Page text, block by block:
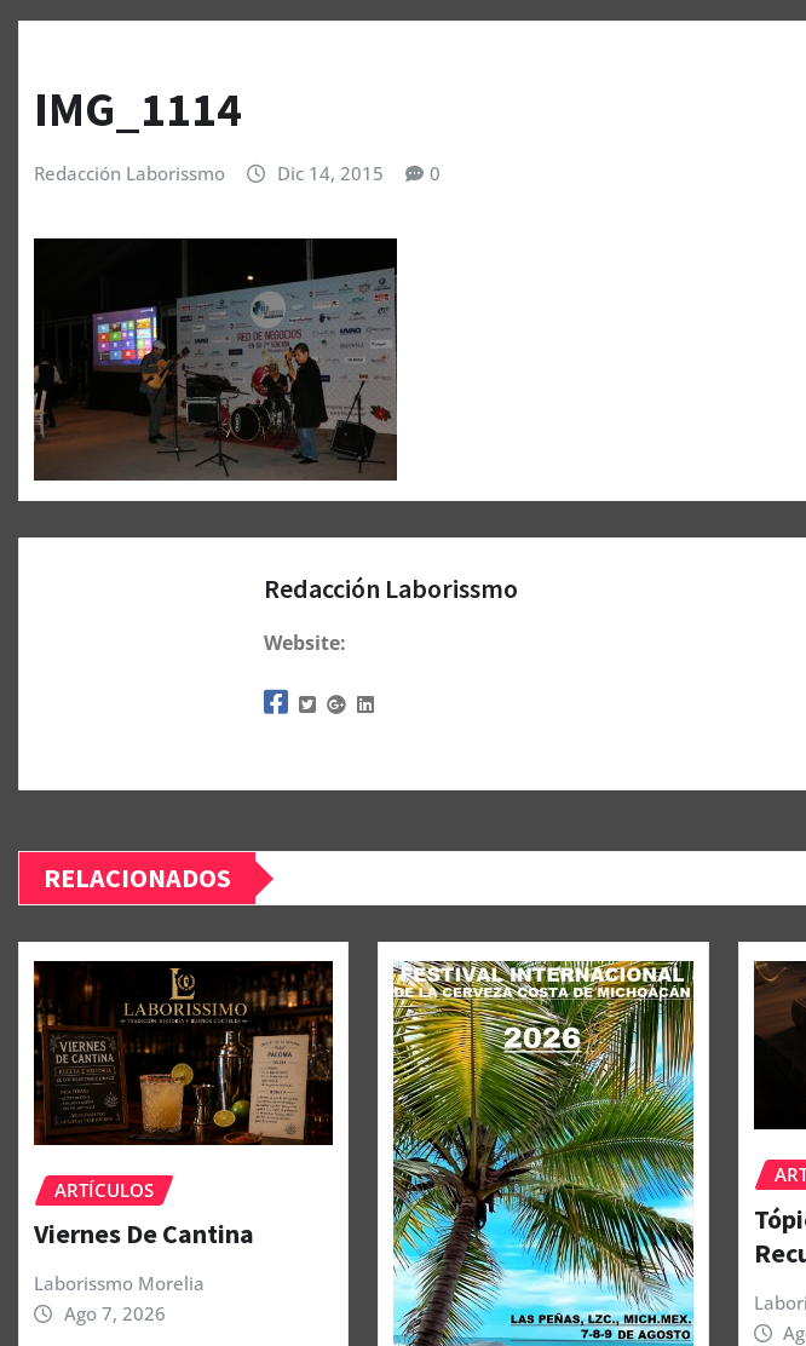
IMG_1114
Redacción Laborissmo Dic 14, 2015 0
Redacción Laborissmo
Website:
RELACIONADOS
ARTÍCULOS
Viernes De Cantina
Laborissmo Morelia
Ago 7, 2026